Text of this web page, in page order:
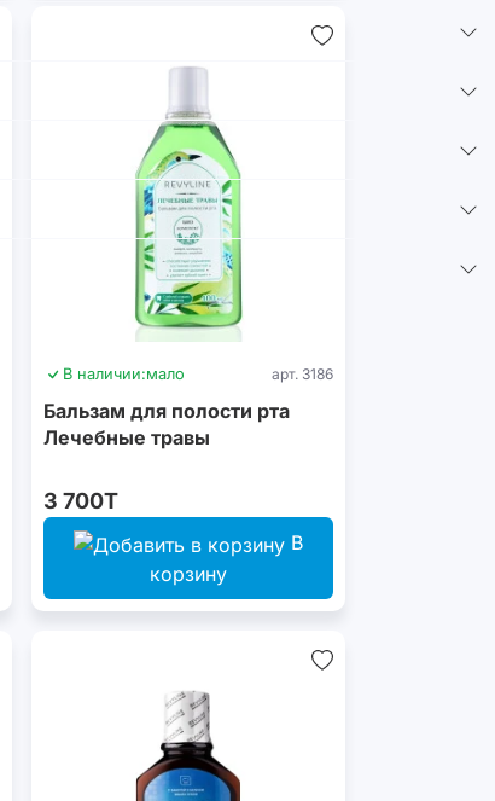
В наличии:мало арт. 3186
Бальзам для полости рта
Лечебные травы
3 700T
В
корзину